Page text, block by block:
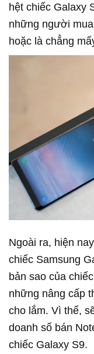
hệt chiếc Galaxy
những người
hoặc là chẳng
Ngoài ra, hiện
chiếc Samsung
bản sao của
những nâng cấp
cho lắm. Vì thế,
doanh số bán
chiếc Galaxy S9.